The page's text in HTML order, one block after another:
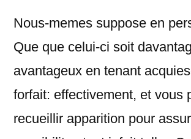
Nous-memes suppose en
Que que celui-ci soit
avantageux en tenant
forfait: effectivement, et vous
recueillir apparition pour